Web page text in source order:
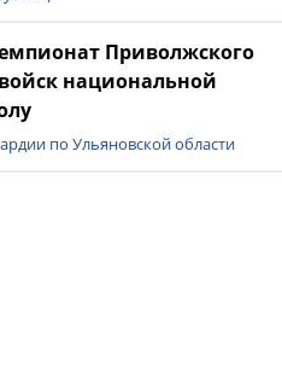
Приволжского
национальной
по Ульяновской области